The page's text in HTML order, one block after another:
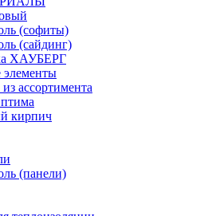
(софиты)
(сайдинг)
ХАУБЕРГ
ассортимента
кирпич
(панели)